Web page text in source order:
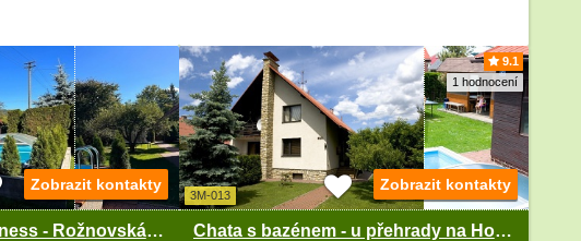
Chata bazén a wellness - Rožnovská Bečva - Beskydy
Zobrazit kontakty
9.1
1 hodnocení
3M-013
Chata s bazénem - u přehrady na Horní Bečvě
Zobrazit kontakty